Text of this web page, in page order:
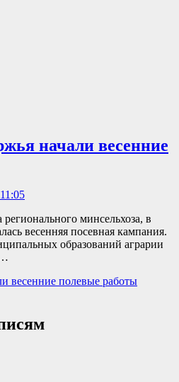
начали весенние
минсельхоза, в
весенняя посевная кампания.
образований аграрии
весенние полевые работы